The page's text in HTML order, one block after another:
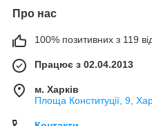
Про нас
100% позитивних з 119
Працює з 02.04.2013
м. Харків
Площа Конституції, 9,